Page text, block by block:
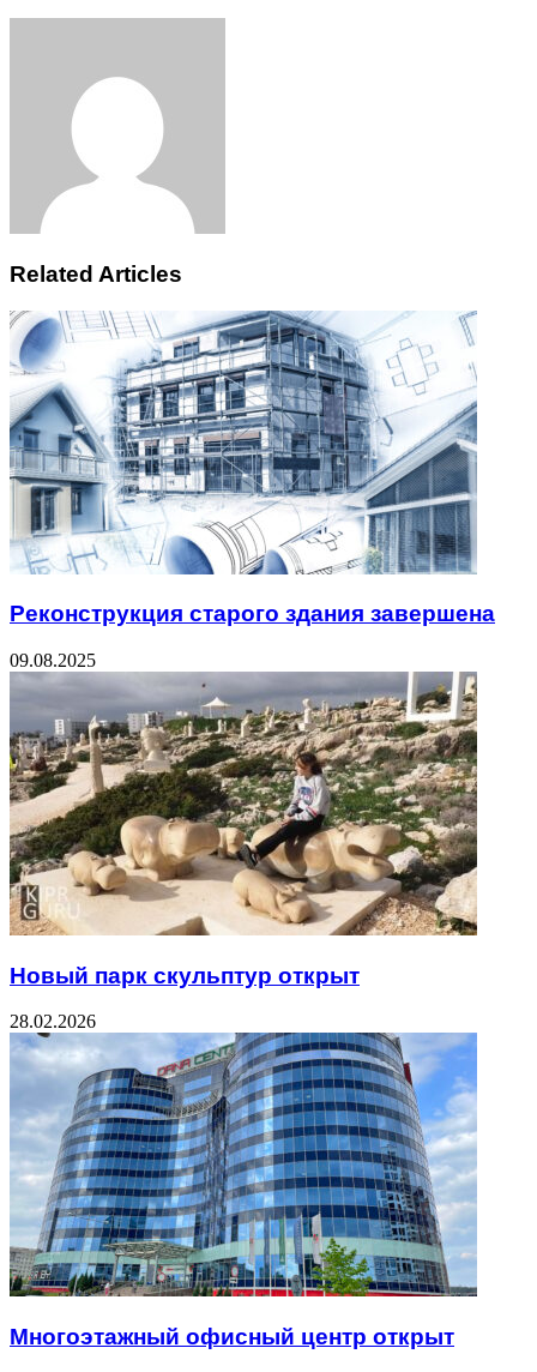
Related Articles
Реконструкция старого здания завершена
09.08.2025
Новый парк скульптур открыт
28.02.2026
Многоэтажный офисный центр открыт